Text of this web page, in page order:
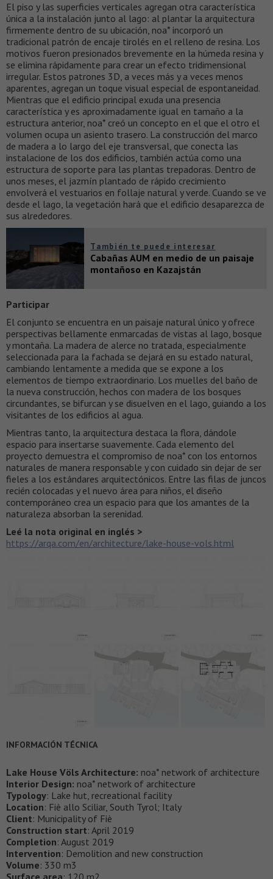
El piso y las superficies verticales agregan otra característica
única a la instalación junto al lago: al plantar la arquitectura
firmemente dentro de su ubicación, noa* incorporó un
tradicional patrón de encaje tirolés en el relleno de resina. Los
motivos fueron presionados brevemente en la húmeda resina y
se elimina rápidamente para crear un efecto tridimensional
irregular. Estos patrones 3D, a veces más y a veces menos
aparentes, agregan un toque visual especial de espontaneidad.
Mientras que el edificio principal exuda una presencia
característica y es aproximadamente igual en tamaño a la
estructura anterior, noa* creó un concepto en el que el otro el
volumen ocupa un asiento trasero. La construcción del marco
de madera a lo largo del eje transversal, que conecta las
instalacione de los dos edificios, también actúa como una
estructura de soporte para las plantas trepadoras. Dentro de
unos meses, el jazmín plantado de rápido crecimiento
envolverá el vestuarios en follaje natural y verde. Cuando se ve
desde el lago, la vegetación hará que el edificio desaparezca de
sus alrededores.
También te puede interesar
Cabañas AUM en medio de un paisaje
montañoso en Kazajstán
Participar
El conjunto se encuentra en un paisaje natural único y ofrece
perspectivas bellamente enmarcadas de vistas al lago, bosque
y montaña. La madera de alerce no tratada, especialmente
seleccionada para la fachada se dejará en su estado natural,
cambiando lentamente a medida que se expone a los
elementos de tiempo extraordinario. Los muelles del baño de
la nueva construcción, hechos con madera de los bosques
circundantes, se bifurcan y se disuelven en el lago, guiando a los
visitantes de los edificios al agua.
Mientras tanto, la arquitectura destaca la flora, dándole
espacio para insertarse suavemente. Cada elemento del
proyecto demuestra el compromiso de noa* con los entornos
naturales de manera responsable y con cuidado sin dejar de ser
fieles a los estándares arquitectónicos. Entre las filas de juncos
recién colocadas y el nuevo área para niños, el diseño
contemporáneo crea un espacio para que los amantes de la
naturaleza absorban la serenidad.
Leé la nota original en inglés >
https://arqa.com/en/architecture/lake-house-vols.html
INFORMACIÓN TÉCNICA
Lake House Völs Architecture: noa* network of architecture
Interior Design: noa* network of architecture
Typology: Lake hut, recreational facility
Location: Fiè allo Sciliar, South Tyrol; Italy
Client: Municipality of Fiè
Construction start: April 2019
Completion: August 2019
Intervention: Demolition and new construction
Volume: 330 m3